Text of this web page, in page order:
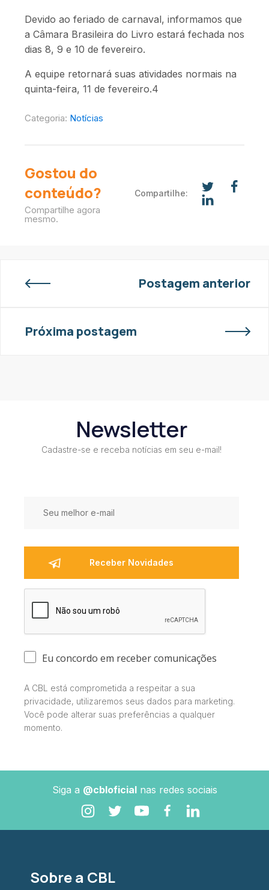
Devido ao feriado de carnaval, informamos que
a Câmara Brasileira do Livro estará fechada nos
dias 8, 9 e 10 de fevereiro.
A equipe retornará suas atividades normais na
quinta-feira, 11 de fevereiro.4
Categoria: Notícias
Gostou do
conteúdo?
Compartilhe agora
mesmo.
Compartilhe:
Postagem anterior
Próxima postagem
Newsletter
Cadastre-se e receba notícias em seu e-mail!
Eu concordo em receber comunicações
A CBL está comprometida a respeitar a sua
privacidade, utilizaremos seus dados para marketing.
Você pode alterar suas preferências a qualquer
momento.
Siga a @cbloficialnas redes sociais
Sobre a CBL